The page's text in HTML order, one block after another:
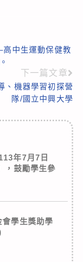
高中生運動保健教
下一篇文章
、機器學習初探營
隊/國立中興大學
年7月7日
，鼓勵學生參
學生獎助學